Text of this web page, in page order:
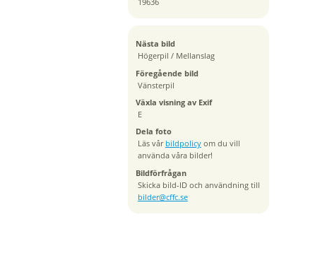
19636
Nästa bild
Högerpil / Mellanslag
Föregående bild
Vänsterpil
Växla visning av Exif
E
Dela foto
Läs vår bildpolicyom du vill
använda våra bilder!
Bildförfrågan
Skicka bild-ID och användning till
bilder@cffc.se